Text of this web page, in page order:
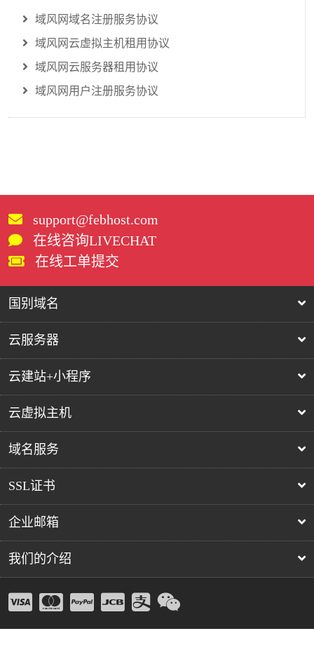
域风网域名注册服务协议
域风网云虚拟主机租用协议
域风网云服务器租用协议
域风网用户注册服务协议
support@febhost.com
在线咨询LIVECHAT
在线工单提交
国别域名
云服务器
云建站+小程序
云虚拟主机
域名服务
SSL证书
企业邮箱
我们的介绍